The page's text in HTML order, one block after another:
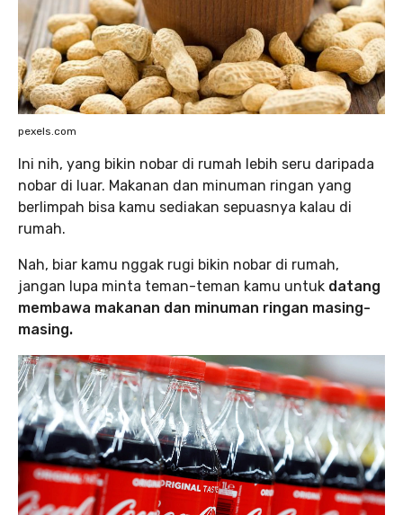
pexels.com
Ini nih, yang bikin nobar di rumah lebih seru daripada
nobar di luar. Makanan dan minuman ringan yang
berlimpah bisa kamu sediakan sepuasnya kalau di
rumah.
Nah, biar kamu nggak rugi bikin nobar di rumah,
jangan lupa minta teman-teman kamu untuk datang
membawa makanan dan minuman ringan masing-
masing.